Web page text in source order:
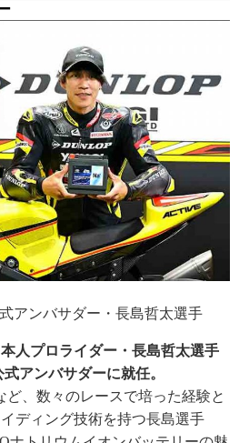
アンバサダー・長島哲太選手
人プロライダー・長島哲太選手
アンバサダーに就任。
ど、数々のレースで培った経験と
ディング技術を持つ長島選手